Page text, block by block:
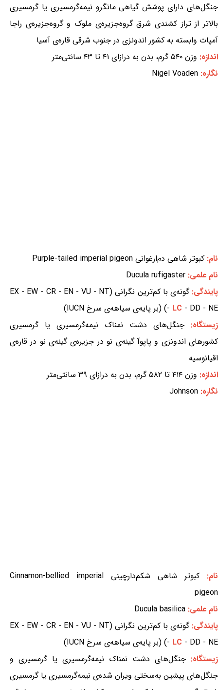
جنگل‌های دارای پوشش گیاهی مانگرو نیمه‌گرمسیری یا گرمسیری
بالاتر از تراز کشندی شرق گروه‌جزیره‌ی ملوک و گروه‌جزیره‌ی راجا
آمپات وابسته به کشور اندونزی در جنوب شرقی قاره‌ی آسیا
اندازه: وزن ۵۴۰ گرم، بدن به درازای ۴۱ تا ۴۳ سانتی‌متر
نگاره: Nigel Voaden
نام: کبوتر شاهی دم‌ارغوانی Purple-tailed imperial pigeon
نام علمی: Ducula rufigaster
پایندگی:
گونه‌ی با کم‌ترین نگرانی (EX - EW - CR - EN - VU - NT
- LC - DD - NE) (بر پایه‌ی سیاهه‌ی سرخ IUCN)
زیستگاه: جنگل‌های دشت نمناک نیمه‌گرمسیری یا گرمسیری
کشورهای اندونزی و پاپوآ گینه‌ی نو در جزیره‌ی گینه‌ی نو در قاره‌ی
اقیانوسیه
اندازه: وزن ۴۱۴ تا ۵۸۲ گرم، بدن به درازای ۳۹ سانتی‌متر
نگاره: Johnson
نام:
کبوتر شاهی شکم‌دارچینی Cinnamon-bellied imperial
pigeon
نام علمی: Ducula basilica
پایندگی:
گونه‌ی با کم‌ترین نگرانی (EX - EW - CR - EN - VU - NT
- LC - DD - NE) (بر پایه‌ی سیاهه‌ی سرخ IUCN)
زیستگاه: جنگل‌های دشت نمناک نیمه‌گرمسیری یا گرمسیری و
جنگل‌های پیشین به‌سختی ویران شده‌ی نیمه‌گرمسیری یا گرمسیری